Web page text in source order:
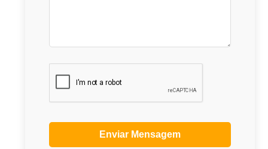
Enviar Mensagem